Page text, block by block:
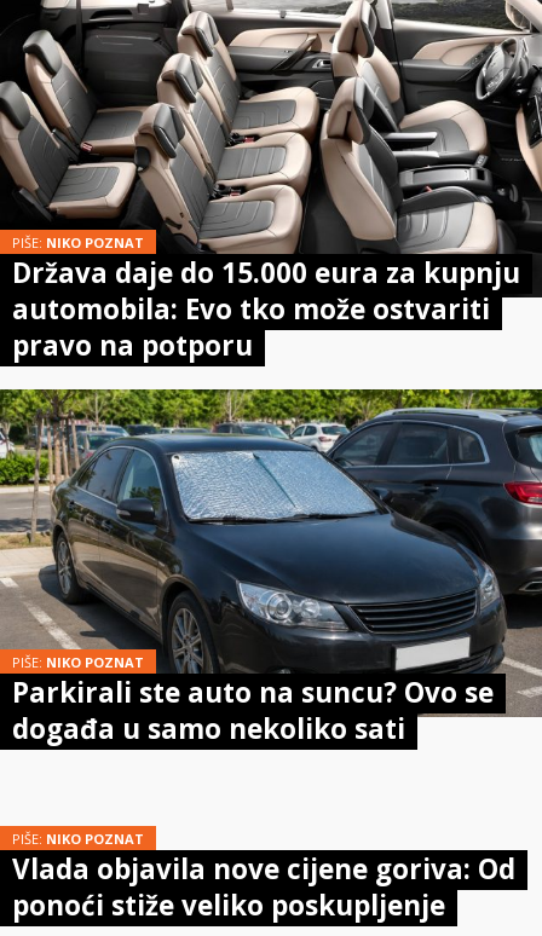
PIŠE: NIKO POZNAT
Država daje do 15.000 eura za kupnju
automobila: Evo tko može ostvariti
pravo na potporu
PIŠE: NIKO POZNAT
Parkirali ste auto na suncu? Ovo se
događa u samo nekoliko sati
PIŠE: NIKO POZNAT
Vlada objavila nove cijene goriva: Od
ponoći stiže veliko poskupljenje